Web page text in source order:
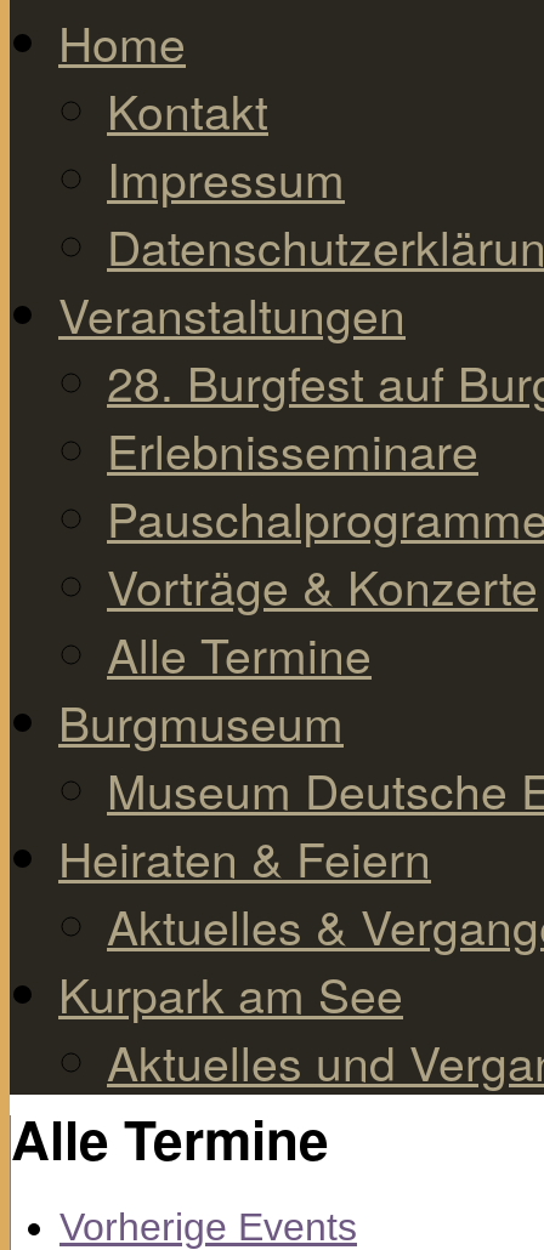
Home
Kontakt
Impressum
Veranstaltungen
28. Burgfest auf
Erlebnisseminare
Vorträge & Konzerte
Alle Termine
Burgmuseum
Museum Deutsche
Heiraten & Feiern
Aktuelles &
Kurpark am See
Aktuelles und
Alle Termine
Vorherige Events